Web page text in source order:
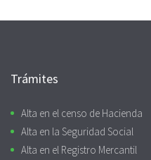
Trámites
Alta en el censo de Hacienda
Alta en la Seguridad Social
Alta en el Registro Mercantil